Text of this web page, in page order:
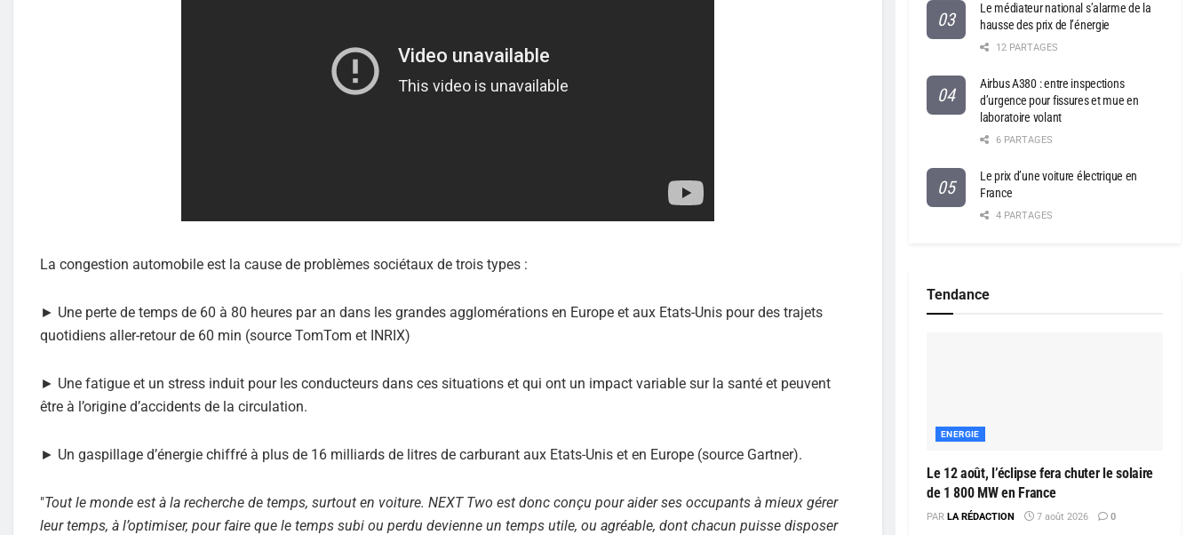
La congestion automobile est la cause de problèmes sociétaux de trois types :
► Une perte de temps de 60 à 80 heures par an dans les grandes agglomérations en Europe et aux Etats-Unis pour des trajets
quotidiens aller-retour de 60 min (source TomTom et INRIX)
► Une fatigue et un stress induit pour les conducteurs dans ces situations et qui ont un impact variable sur la santé et peuvent
être à l’origine d’accidents de la circulation.
► Un gaspillage d’énergie chiffré à plus de 16 milliards de litres de carburant aux Etats-Unis et en Europe (source Gartner).
"Tout le monde est à la recherche de temps, surtout en voiture. NEXT Two est donc conçu pour aider ses occupants à mieux gérer
leur temps, à l’optimiser, pour faire que le temps subi ou perdu devienne un temps utile, ou agréable, dont chacun puisse disposer
Le médiateur national s’alarme de la
hausse des prix de l’énergie
12 PARTAGES
Airbus A380 : entre inspections
d’urgence pour fissures et mue en
laboratoire volant
6 PARTAGES
Le prix d’une voiture électrique en
France
4 PARTAGES
Tendance
ENERGIE
Le 12 août, l’éclipse fera chuter le solaire
de 1 800 MW en France
PAR LA RÉDACTION 7 août 2026 0